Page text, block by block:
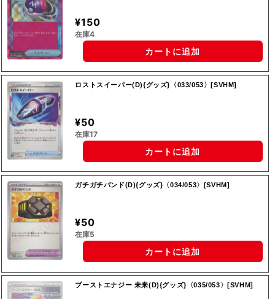
¥150
在庫4
カートに追加
ロストスイーパー(D){グッズ}〈033/053〉[SVHM]
¥50
在庫17
カートに追加
ガチガチバンド(D){グッズ}〈034/053〉[SVHM]
¥50
在庫5
カートに追加
ブーストエナジー 未来(D){グッズ}〈035/053〉[SVHM]